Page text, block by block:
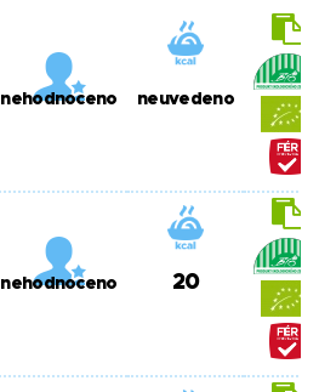
nehodnoceno neuvedeno
nehodnoceno 20